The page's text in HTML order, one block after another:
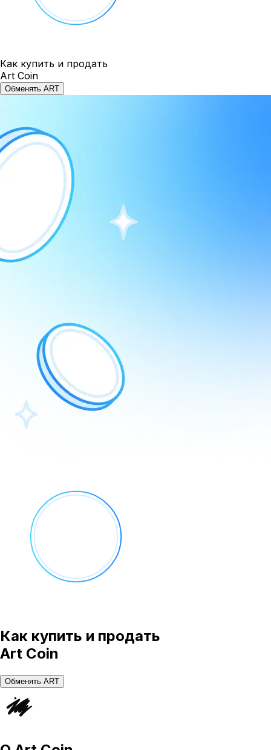
Как купить и продать
Art Coin
Обменять ART
Как купить и продать
Art Coin
Обменять ART